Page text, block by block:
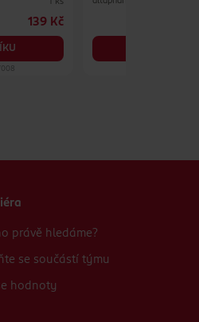
139 Kč
právě hledáme?
se součástí týmu
hodnoty